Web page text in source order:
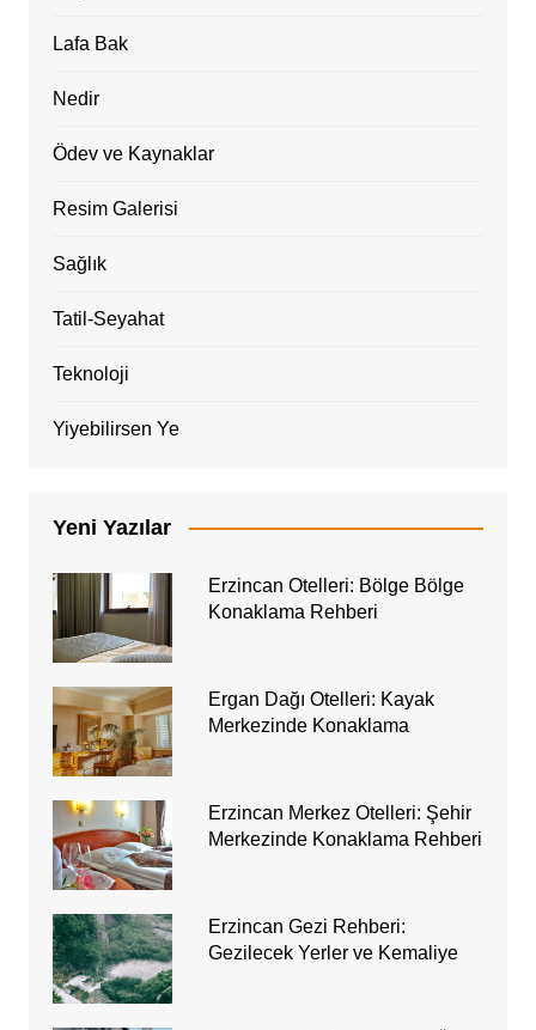
Lafa Bak
Nedir
Ödev ve Kaynaklar
Resim Galerisi
Sağlık
Tatil-Seyahat
Teknoloji
Yiyebilirsen Ye
Yeni Yazılar
Erzincan Otelleri: Bölge Bölge
Konaklama Rehberi
Ergan Dağı Otelleri: Kayak
Merkezinde Konaklama
Erzincan Merkez Otelleri: Şehir
Merkezinde Konaklama Rehberi
Erzincan Gezi Rehberi:
Gezilecek Yerler ve Kemaliye